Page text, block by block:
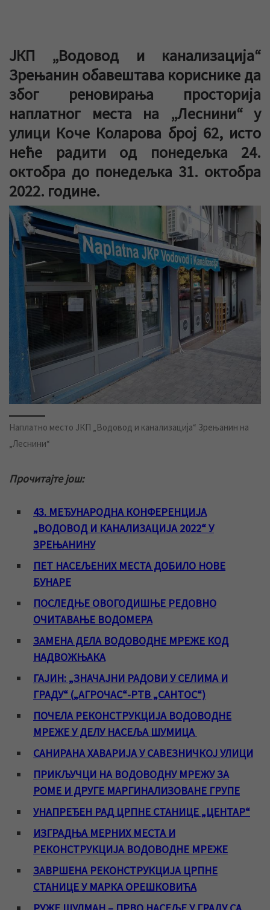
ЈКП „Водовод и канализација“
Зрењанин обавештава кориснике да
због реновирања просторија
наплатног места на „Леснини“ у
улици Коче Коларова број 62, исто
неће радити од понедељка 24.
октобра до понедељка 31. октобра
2022. године.
Наплатно место ЈКП „Водовод и канализација“ Зрењанин на
„Леснини“
Прочитајте још:
43. МЕЂУНАРОДНА КОНФЕРЕНЦИЈА
„ВОДОВОД И КАНАЛИЗАЦИЈА 2022“ У
ЗРЕЊАНИНУ
ПЕТ НАСЕЉЕНИХ МЕСТА ДОБИЛО НОВЕ
БУНАРЕ
ПОСЛЕДЊЕ ОВОГОДИШЊЕ РЕДОВНО
ОЧИТАВАЊЕ ВОДОМЕРА
ЗАМЕНА ДЕЛА ВОДОВОДНЕ МРЕЖЕ КОД
НАДВОЖЊАКА
ГАЈИН: „ЗНАЧАЈНИ РАДОВИ У СЕЛИМА И
ГРАДУ“ („АГРОЧАС“-РТВ „САНТОС“)
ПОЧЕЛА РЕКОНСТРУКЦИЈА ВОДОВОДНЕ
МРЕЖЕ У ДЕЛУ НАСЕЉА ШУМИЦА
САНИРАНА ХАВАРИЈА У САВЕЗНИЧКОЈ УЛИЦИ
ПРИКЉУЧЦИ НА ВОДОВОДНУ МРЕЖУ ЗА
РОМЕ И ДРУГЕ МАРГИНАЛИЗОВАНЕ ГРУПЕ
УНАПРЕЂЕН РАД ЦРПНЕ СТАНИЦЕ „ЦЕНТАР“
ИЗГРАДЊА МЕРНИХ МЕСТА И
РЕКОНСТРУКЦИЈА ВОДОВОДНЕ МРЕЖЕ
ЗАВРШЕНА РЕКОНСТРУКЦИЈА ЦРПНЕ
СТАНИЦЕ У МАРКА ОРЕШКОВИЋА